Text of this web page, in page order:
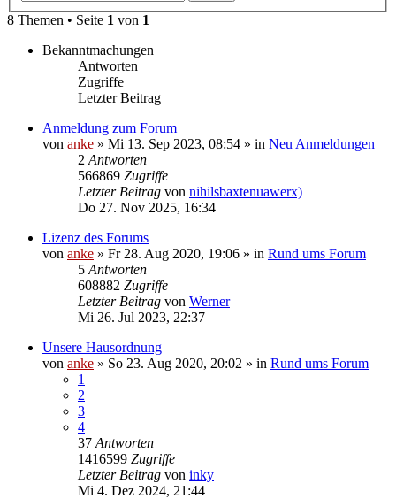
8 Themen • Seite 1 von 1
Bekanntmachungen
Antworten
Zugriffe
Letzter Beitrag
Anmeldung zum Forum
von anke » Mi 13. Sep 2023, 08:54 » in Neu Anmeldungen
2 Antworten
566869 Zugriffe
Letzter Beitrag von nihilsbaxtenuawerx)
Do 27. Nov 2025, 16:34
Lizenz des Forums
von anke » Fr 28. Aug 2020, 19:06 » in Rund ums Forum
5 Antworten
608882 Zugriffe
Letzter Beitrag von Werner
Mi 26. Jul 2023, 22:37
Unsere Hausordnung
von anke » So 23. Aug 2020, 20:02 » in Rund ums Forum
1
2
3
4
37 Antworten
1416599 Zugriffe
Letzter Beitrag von inky
Mi 4. Dez 2024, 21:44